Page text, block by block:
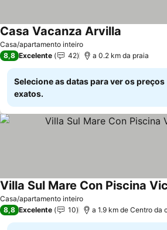
Casa/apartamento inteiro
Casa Vacanza Arvilla
8,8 Excelente 42 a 0.2 km da praia
Selecione as datas para ver os preços
exatos.
Casa/apartamento inteiro
Villa Sul Mare Con Piscina
8,8 Excelente 10 a 1.9 km de Centro da